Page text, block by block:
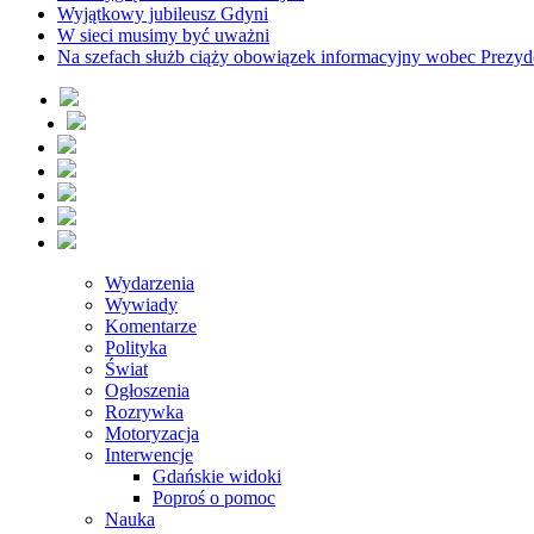
Wyjątkowy jubileusz Gdyni
W sieci musimy być uważni
Na szefach służb ciąży obowiązek informacyjny wobec
Wydarzenia
Wywiady
Komentarze
Polityka
Świat
Ogłoszenia
Rozrywka
Motoryzacja
Interwencje
Gdańskie widoki
Poproś o pomoc
Nauka